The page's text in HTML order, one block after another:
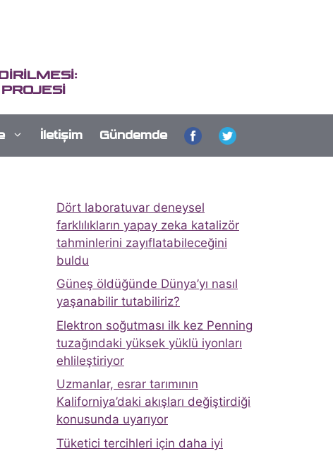
İletişim Gündemde
Dört laboratuvar deneysel
farklılıkların yapay zeka katalizör
tahminlerini zayıflatabileceğini
buldu
Güneş öldüğünde Dünya’yı nasıl
yaşanabilir tutabiliriz?
Elektron soğutması ilk kez Penning
tuzağındaki yüksek yüklü iyonları
ehlileştiriyor
Uzmanlar, esrar tarımının
Kaliforniya’daki akışları değiştirdiği
konusunda uyarıyor
Tüketici tercihleri ​​için daha iyi